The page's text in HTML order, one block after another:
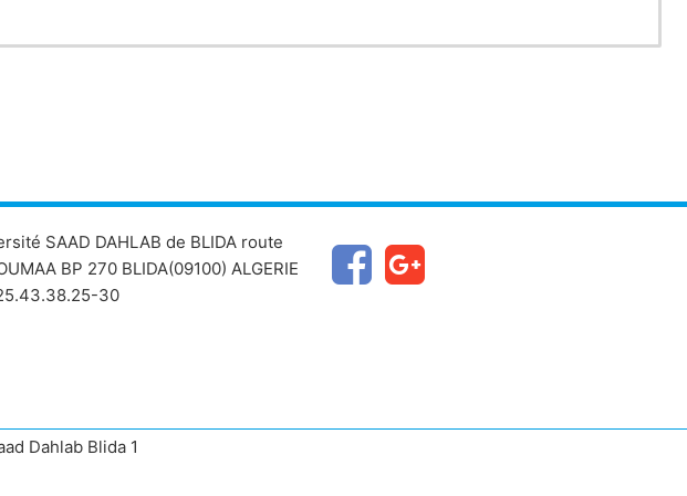
SAAD DAHLAB de BLIDA route
BP 270 BLIDA(09100) ALGERIE
30
Dahlab Blida 1